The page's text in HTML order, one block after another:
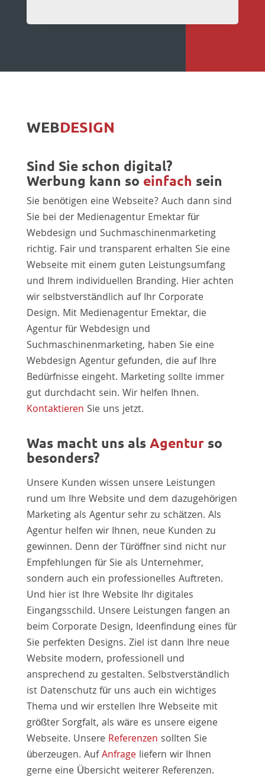
WEBDESIGN
Sind Sie schon digital?
Werbung kann so einfach sein
Sie benötigen eine Webseite? Auch dann sind
Sie bei der Medienagentur Emektar für
Webdesign und Suchmaschinenmarketing
richtig. Fair und transparent erhalten Sie eine
Webseite mit einem guten Leistungsumfang
und Ihrem individuellen Branding. Hier achten
wir selbstverständlich auf Ihr Corporate
Design. Mit Medienagentur Emektar, die
Agentur für Webdesign und
Suchmaschinenmarketing, haben Sie eine
Webdesign Agentur gefunden, die auf Ihre
Bedürfnisse eingeht. Marketing sollte immer
gut durchdacht sein. Wir helfen Ihnen.
Kontaktieren Sie uns jetzt.
Was macht uns als Agenturso
besonders?
Unsere Kunden wissen unsere Leistungen
rund um Ihre Website und dem dazugehörigen
Marketing als Agentur sehr zu schätzen. Als
Agentur helfen wir Ihnen, neue Kunden zu
gewinnen. Denn der Türöffner sind nicht nur
Empfehlungen für Sie als Unternehmer,
sondern auch ein professionelles Auftreten.
Und hier ist Ihre Website Ihr digitales
Eingangsschild. Unsere Leistungen fangen an
beim Corporate Design, Ideenfindung eines für
Sie perfekten Designs. Ziel ist dann Ihre neue
Website modern, professionell und
ansprechend zu gestalten. Selbstverständlich
ist Datenschutz für uns auch ein wichtiges
Thema und wir erstellen Ihre Webseite mit
größter Sorgfalt, als wäre es unsere eigene
Webseite. Unsere Referenzen sollten Sie
überzeugen. AufAnfrage liefern wir Ihnen
gerne eine Übersicht weiterer Referenzen.